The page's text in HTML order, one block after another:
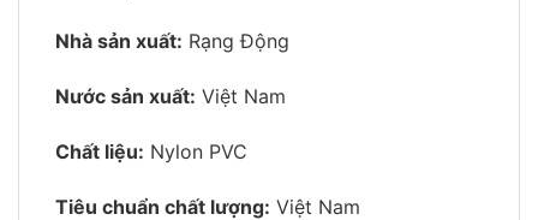
Nhà sản xuất: Rạng Động
Nước sản xuất: Việt Nam
Chất liệu: Nylon PVC
Tiêu chuẩn chất lượng: Việt Nam